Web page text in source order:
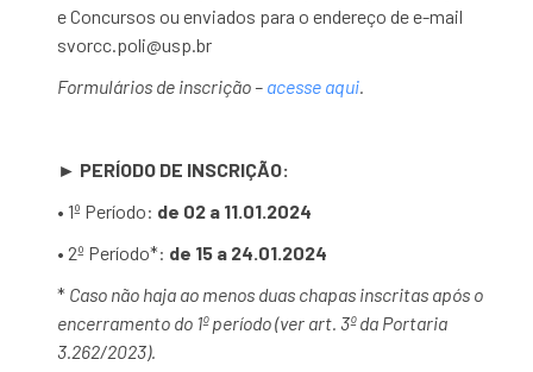
e Concursos ou enviados para o endereço de e-mail
svorcc.poli@usp.br
Formulários de inscrição – acesse aqui.
► PERÍODO DE INSCRIÇÃO:
• 1º Período: de 02 a 11.01.2024
• 2º Período*: de 15 a 24.01.2024
* Caso não haja ao menos duas chapas inscritas após o
encerramento do 1º período (ver art. 3º da Portaria
3.262/2023).